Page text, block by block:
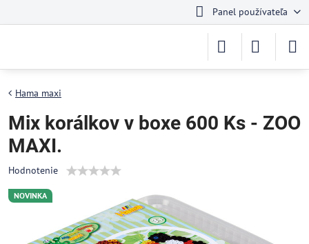
Panel používateľa
NOVINKA
Hama maxi
Mix korálkov v boxe 600 Ks - ZOO
MAXI.
Hodnotenie